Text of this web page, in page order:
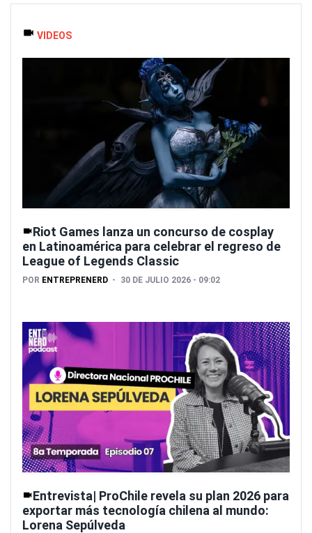
VIDEOS
Riot Games lanza un concurso de cosplay
en Latinoamérica para celebrar el regreso de
League of Legends Classic
POR ENTREPRENERD 30 DE JULIO 2026 - 09:02
Entrevista| ProChile revela su plan 2026 para
exportar más tecnología chilena al mundo:
Lorena Sepúlveda